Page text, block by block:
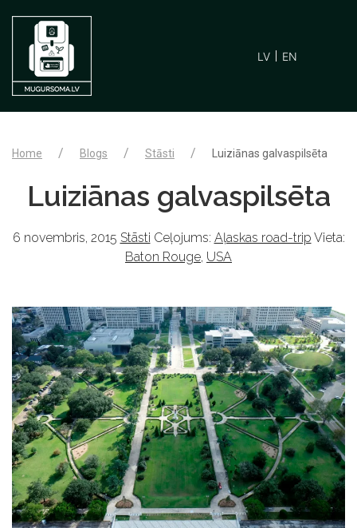
LV EN
Home Blogs Stāsti Luiziānas galvaspilsēta
Luiziānas galvaspilsēta
6 novembris, 2015 Stāsti Ceļojums: Aļaskas road-trip Vieta:
Baton Rouge, USA